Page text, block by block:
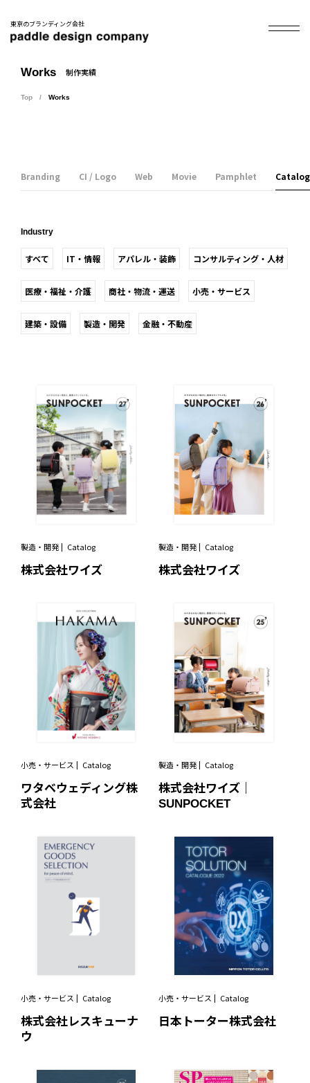
東京のブランディング会社
Works 制作実績
Top Works
Branding CI / Logo Web Movie Pamphlet Catalog
Industry
すべて IT・情報 アパレル・装飾 コンサルティング・人材
医療・福祉・介護 商社・物流・運送 小売・サービス
建築・設備 製造・開発 金融・不動産
製造・開発 Catalog
株式会社ワイズ
製造・開発 Catalog
株式会社ワイズ
小売・サービス Catalog
ワタベウェディング株
式会社
製造・開発 Catalog
株式会社ワイズ｜
SUNPOCKET
小売・サービス Catalog
株式会社レスキューナ
ウ
小売・サービス Catalog
日本トーター株式会社